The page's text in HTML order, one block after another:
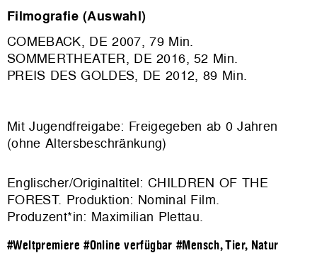
Filmografie (Auswahl)
COMEBACK, DE 2007, 79 Min.
SOMMERTHEATER, DE 2016, 52 Min.
PREIS DES GOLDES, DE 2012, 89 Min.
Mit Jugendfreigabe: Freigegeben ab 0 Jahren
(ohne Altersbeschränkung)
Englischer/Originaltitel: CHILDREN OF THE
FOREST. Produktion: Nominal Film.
Produzent*in: Maximilian Plettau.
#Weltpremiere #Online verfügbar #Mensch, Tier, Natur